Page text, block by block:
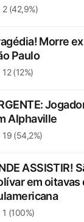
2 (42,9%)
Morre
Paulo
12 (12%)
Alphaville
19 (54,2%)
ASSISTIR!
em oitavas
1 (100%)